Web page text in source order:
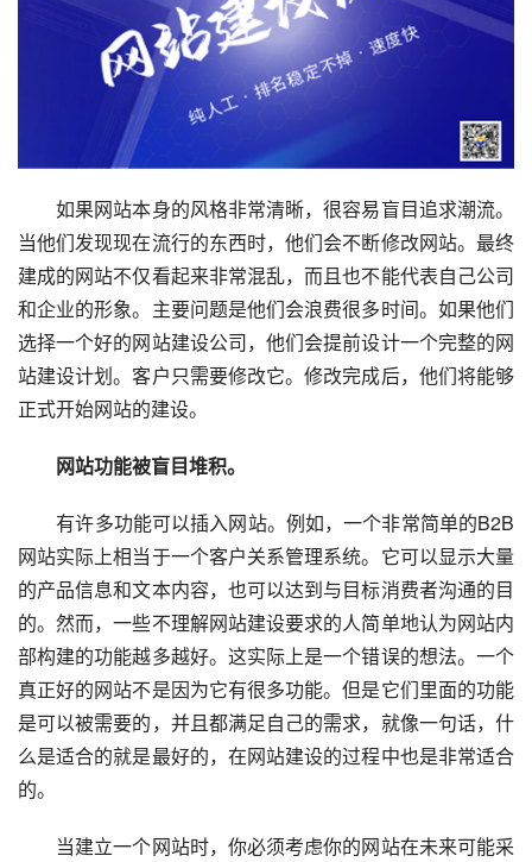
如果网站本身的风格非常清晰，很容易盲目追求潮流。
当他们发现现在流行的东西时，他们会不断修改网站。最终
建成的网站不仅看起来非常混乱，而且也不能代表自己公司
和企业的形象。主要问题是他们会浪费很多时间。如果他们
选择一个好的网站建设公司，他们会提前设计一个完整的网
站建设计划。客户只需要修改它。修改完成后，他们将能够
正式开始网站的建设。
网站功能被盲目堆积。
有许多功能可以插入网站。例如，一个非常简单的B2B
网站实际上相当于一个客户关系管理系统。它可以显示大量
的产品信息和文本内容，也可以达到与目标消费者沟通的目
的。然而，一些不理解网站建设要求的人简单地认为网站内
部构建的功能越多越好。这实际上是一个错误的想法。一个
真正好的网站不是因为它有很多功能。但是它们里面的功能
是可以被需要的，并且都满足自己的需求，就像一句话，什
么是适合的就是最好的，在网站建设的过程中也是非常适合
的。
当建立一个网站时，你必须考虑你的网站在未来可能采